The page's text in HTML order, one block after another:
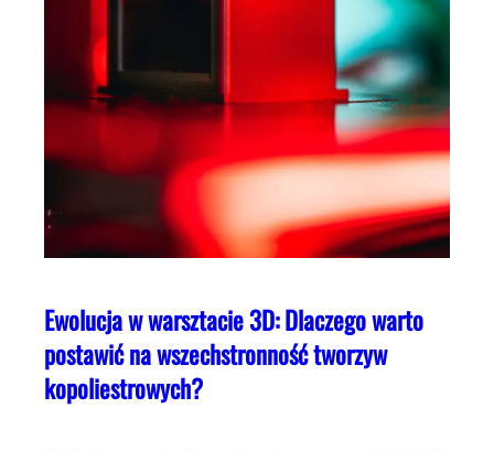
Ewolucja w warsztacie 3D: Dlaczego warto
postawić na wszechstronność tworzyw
kopoliestrowych?